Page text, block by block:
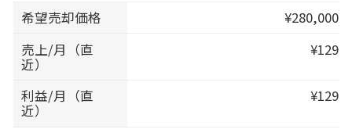
希望売却価格
¥280,000
売上/月（直
近）
¥129
利益/月（直
近）
¥129